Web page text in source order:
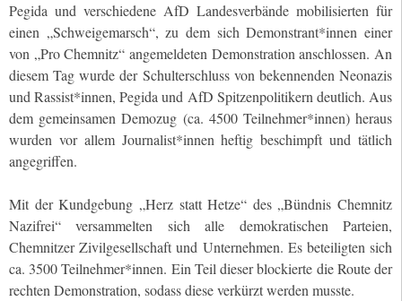
Pegida und verschiedene AfD Landesverbände mobilisierten für
einen „Schweigemarsch“, zu dem sich Demonstrant*innen einer
von „Pro Chemnitz“ angemeldeten Demonstration anschlossen. An
diesem Tag wurde der Schulterschluss von bekennenden Neonazis
und Rassist*innen, Pegida und AfD Spitzenpolitikern deutlich. Aus
dem gemeinsamen Demozug (ca. 4500 Teilnehmer*innen) heraus
wurden vor allem Journalist*innen heftig beschimpft und tätlich
angegriffen.
Mit der Kundgebung „Herz statt Hetze“ des „Bündnis Chemnitz
Nazifrei“ versammelten sich alle demokratischen Parteien,
Chemnitzer Zivilgesellschaft und Unternehmen. Es beteiligten sich
ca. 3500 Teilnehmer*innen. Ein Teil dieser blockierte die Route der
rechten Demonstration, sodass diese verkürzt werden musste.